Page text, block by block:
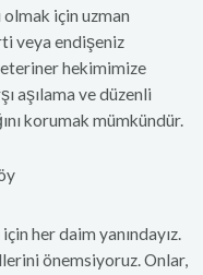
olmak için uzman
veya endişeniz
hekimimize
aşılama ve düzenli
korumak mümkündür.
her daim yanındayız.
önemsiyoruz. Onlar,